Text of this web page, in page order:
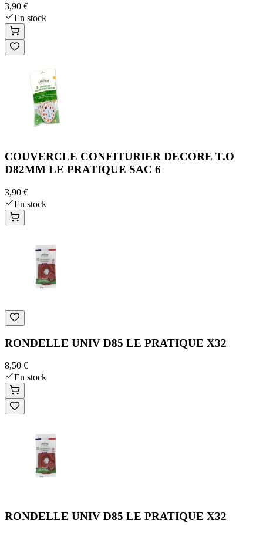
3,90 €
En stock
COUVERCLE CONFITURIER DECORE T.O
D82MM LE PRATIQUE SAC 6
3,90 €
En stock
RONDELLE UNIV D85 LE PRATIQUE X32
8,50 €
En stock
RONDELLE UNIV D85 LE PRATIQUE X32